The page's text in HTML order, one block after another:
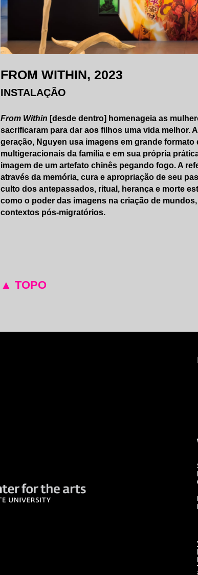
FROM WITHIN, 2023
INSTALAÇÃO
From Within [desde dentro] homenageia as
sacrificaram para dar aos filhos uma vida melhor.
geração, Nguyen usa imagens em grande
multigeracionais da família e em sua própria
imagem de um artefato chinês pegando fogo. A
através da memória, cura e apropriação de seu
culto dos antepassados, ritual, herança e morte
como o poder das imagens na criação de
contextos pós-migratórios.
▲ TOPO